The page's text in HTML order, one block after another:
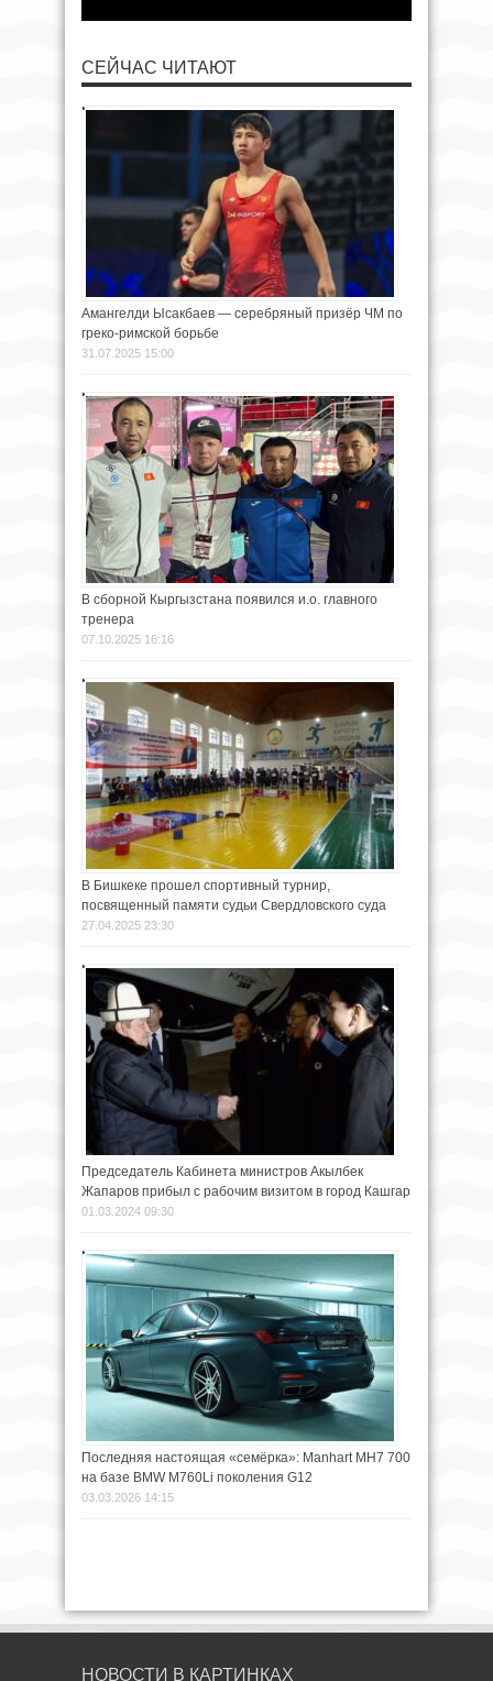
СЕЙЧАС ЧИТАЮТ
Амангелди Ысакбаев — серебряный призёр ЧМ по
греко-римской борьбе
31.07.2025 15:00
В сборной Кыргызстана появился и.о. главного
тренера
07.10.2025 16:16
В Бишкеке прошел спортивный турнир,
посвященный памяти судьи Свердловского суда
27.04.2025 23:30
Председатель Кабинета министров Акылбек
Жапаров прибыл с рабочим визитом в город Кашгар
01.03.2024 09:30
Последняя настоящая «семёрка»: Manhart MH7 700
на базе BMW M760Li поколения G12
03.03.2026 14:15
НОВОСТИ В КАРТИНКАХ